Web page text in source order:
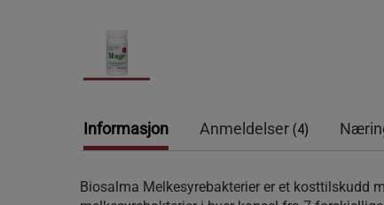
Informasjon Anmeldelser (4)
Biosalma Melkesyrebakterier er et kosttilskudd